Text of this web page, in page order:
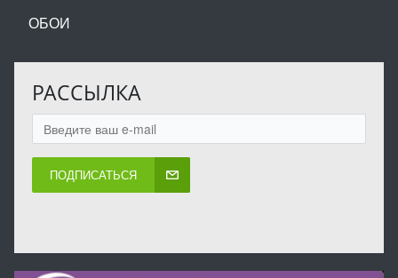
ОБОИ
РАССЫЛКА
ПОДПИСАТЬСЯ